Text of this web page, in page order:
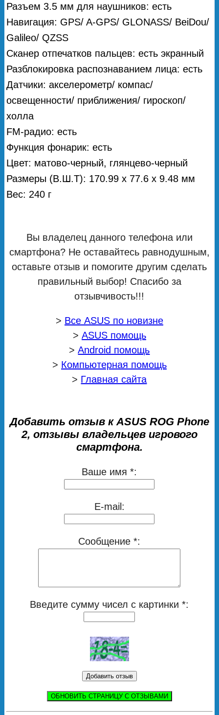
Разъем 3.5 мм для наушников: есть
Навигация: GPS/ A-GPS/ GLONASS/ BeiDou/
Galileo/ QZSS
Сканер отпечатков пальцев: есть экранный
Разблокировка распознаванием лица: есть
Датчики: акселерометр/ компас/
освещенности/ приближения/ гироскоп/
холла
FM-радио: есть
Функция фонарик: есть
Цвет: матово-черный, глянцево-черный
Размеры (В.Ш.Т): 170.99 x 77.6 x 9.48 мм
Вес: 240 г
Вы владелец данного телефона или
смартфона? Не оставайтесь равнодушным,
оставьте отзыв и помогите другим сделать
правильный выбор! Спасибо за
отзывчивость!!!
> Все ASUS по новизне
> ASUS помощь
>Android помощь
> Компьютерная помощь
> Главная сайта
Добавить отзыв к ASUS ROG Phone
2, отзывы владельцев игрового
смартфона.
Ваше имя *:
E-mail:
Сообщение *:
Введите сумму чисел с картинки *:
ОБНОВИТЬ СТРАНИЦУ С ОТЗЫВАМИ